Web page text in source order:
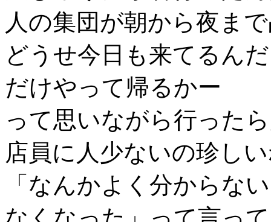
人の集団が朝から夜ま
どうせ今日も来てるん
だけやって帰るかー
って思いながら行った
店員に人少ないの珍し
「なんかよく分からな